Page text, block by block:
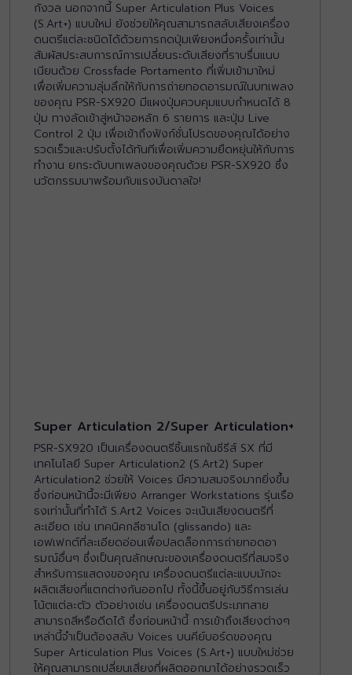
กังวล นอกจากนี้ Super Articulation Plus Voices
(S.Art+) แบบใหม่ ยังช่วยให้คุณสามารถสลับเสียงเครื่อง
ดนตรีแต่ละชนิดได้ด้วยการกดปุ่มเพียงหนึ่งครั้งเท่านั้น
สัมผัสประสบการณ์การเปลี่ยนระดับเสียงที่ราบรื่นแนบ
เนียนด้วย Crossfade Portamento ที่เพิ่มเข้ามาใหม่
เพื่อเพิ่มความลุ่มลึกให้กับการถ่ายทอดอารมณ์ในบทเพลง
ของคุณ PSR-SX920 มีแผงปุ่มควบคุมแบบกำหนดได้ 8
ปุ่ม ทางลัดเข้าสู่หน้าจอหลัก 6 รายการ และปุ่ม Live
Control 2 ปุ่ม เพื่อเข้าถึงฟังก์ชั่นโปรดของคุณได้อย่าง
รวดเร็วและปรับตั้งได้ทันทีเพื่อเพิ่มความยืดหยุ่นให้กับการ
ทำงาน ยกระดับบทเพลงของคุณด้วย PSR-SX920 ซึ่ง
นวัตกรรมมาพร้อมกับแรงบันดาลใจ!
Super Articulation 2/Super Articulation+
PSR-SX920 เป็นเครื่องดนตรีชิ้นแรกในซีรีส์ SX ที่มี
เทคโนโลยี Super Articulation2 (S.Art2) Super
Articulation2 ช่วยให้ Voices มีความสมจริงมากยิ่งขึ้น
ซึ่งก่อนหน้านี้จะมีเพียง Arranger Workstations รุ่นเรือ
ธงเท่านั้นที่ทำได้ S.Art2 Voices จะเน้นเสียงดนตรีที่
ละเอียด เช่น เทคนิคกลีซานโด (glissando) และ
เอฟเฟกต์ที่ละเอียดอ่อนเพื่อปลดล็อกการถ่ายทอดอา
รมณ์อื่นๆ ซึ่งเป็นคุณลักษณะของเครื่องดนตรีที่สมจริง
สำหรับการแสดงของคุณ เครื่องดนตรีแต่ละแบบมักจะ
ผลิตเสียงที่แตกต่างกันออกไป ทั้งนี้ขึ้นอยู่กับวิธีการเล่น
โน้ตแต่ละตัว ตัวอย่างเช่น เครื่องดนตรีประเภทสาย
สามารถสีหรือดีดได้ ซึ่งก่อนหน้านี้ การเข้าถึงเสียงต่างๆ
เหล่านี้จำเป็นต้องสลับ Voices บนคีย์บอร์ดของคุณ
Super Articulation Plus Voices (S.Art+) แบบใหม่ช่วย
ให้คุณสามารถเปลี่ยนเสียงที่ผลิตออกมาได้อย่างรวดเร็ว